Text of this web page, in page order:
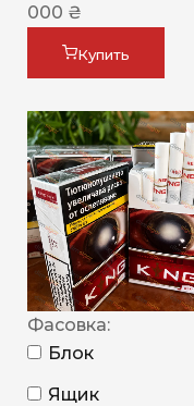
000 ₴
Купить
Фасовка:
Блок
Ящик